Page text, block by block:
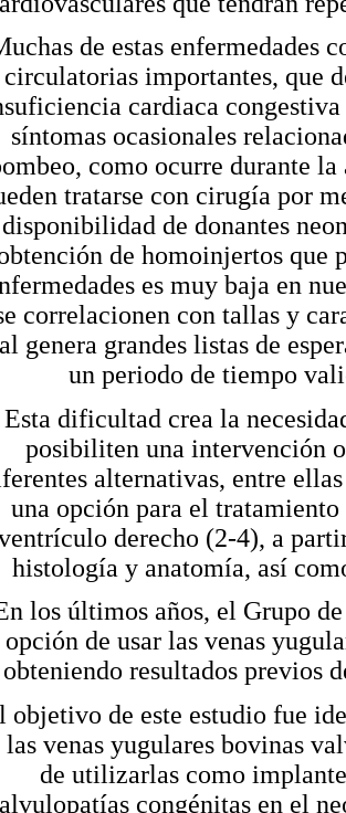
de estas enfermedades
circulatorias importantes, que
cardiaca
síntomas ocasionales
como ocurre durante
tratarse con cirugía por
disponibilidad de donantes
de homoinjertos que
es muy baja en
correlacionen con tallas y
genera grandes listas de
un periodo de tiempo
Esta dificultad crea la
posibiliten una intervención
alternativas, entre
una opción para el
derecho (2-4), a
histología y anatomía, así
los últimos años, el Grupo
opción de usar las venas
obteniendo resultados previos
objetivo de este estudio fue
las venas yugulares bovinas
de utilizarlas como
congénitas en el